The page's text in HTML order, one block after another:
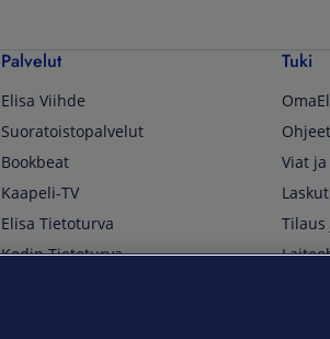
Palvelut
Elisa Viihde
Suoratoistopalvelut
Bookbeat
Kaapeli-TV
Elisa Tietoturva
Kodin Tietoturva
Tuki
Viat